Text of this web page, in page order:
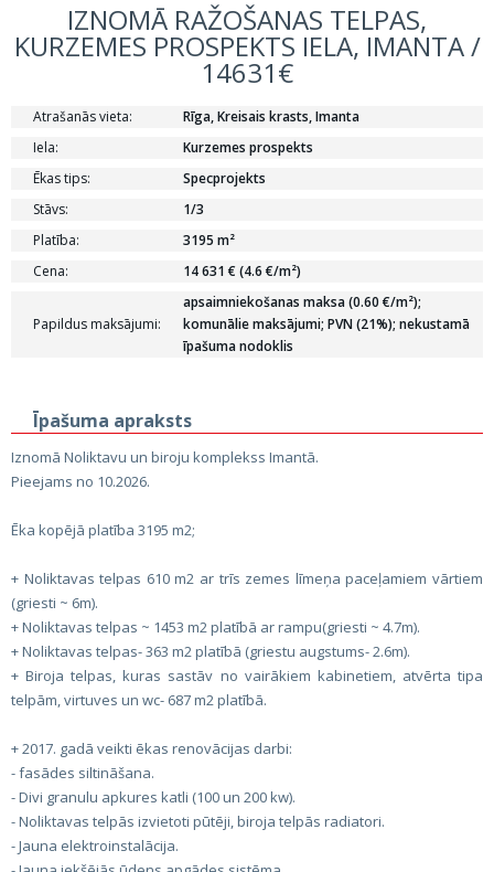
IZNOMĀ RAŽOŠANAS TELPAS,
KURZEMES PROSPEKTS IELA, IMANTA /
14631€
Atrašanās vieta:
Rīga, Kreisais krasts, Imanta
Iela:
Kurzemes prospekts
Ēkas tips:
Specprojekts
Stāvs:
1/3
Platība:
3195 m²
Cena:
14 631 € (4.6 €/m²)
Papildus maksājumi:
apsaimniekošanas maksa (0.60 €/m²);
komunālie maksājumi; PVN (21%); nekustamā
īpašuma nodoklis
Īpašuma apraksts
Iznomā Noliktavu un biroju komplekss Imantā.
Pieejams no 10.2026.
Ēka kopējā platība 3195 m2;
+ Noliktavas telpas 610 m2 ar trīs zemes līmeņa paceļamiem vārtiem
(griesti ~ 6m).
+ Noliktavas telpas ~ 1453 m2 platībā ar rampu(griesti ~ 4.7m).
+ Noliktavas telpas- 363 m2 platībā (griestu augstums- 2.6m).
+ Biroja telpas, kuras sastāv no vairākiem kabinetiem, atvērta tipa
telpām, virtuves un wc- 687 m2 platībā.
+ 2017. gadā veikti ēkas renovācijas darbi:
- fasādes siltināšana.
- Divi granulu apkures katli (100 un 200 kw).
- Noliktavas telpās izvietoti pūtēji, biroja telpās radiatori.
- Jauna elektroinstalācija.